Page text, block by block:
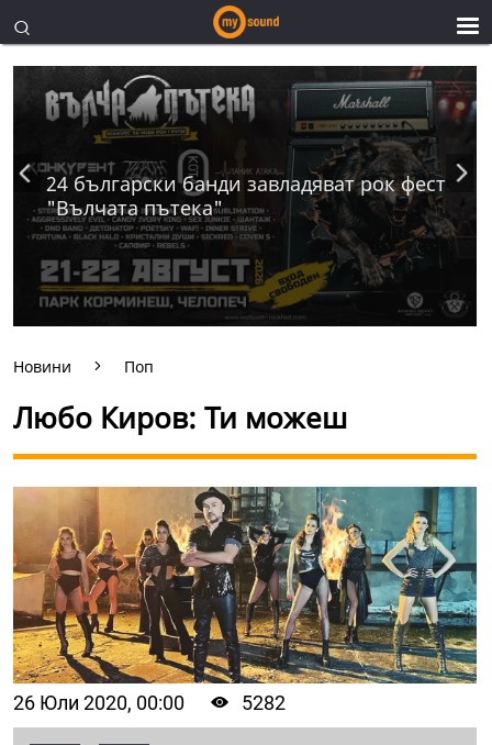
24 български банди завладяват рок фест
"Вълчата пътека"
Новини Поп
Любо Киров: Ти можеш
26 Юли 2020, 00:00 5282